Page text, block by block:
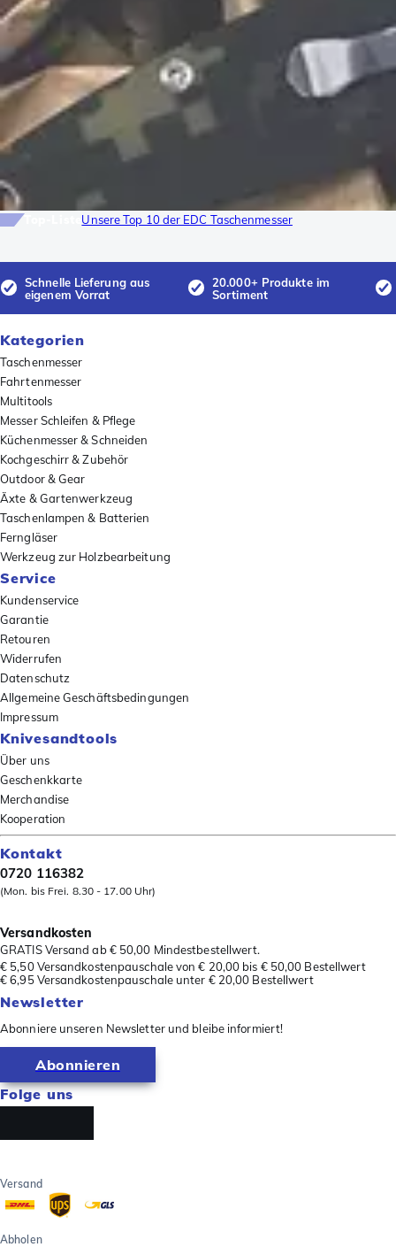
Unsere Top 10 der EDC Taschenmesser
Schnelle Lieferung aus
eigenem Vorrat
20.000+ Produkte im
Sortiment
Kategorien
Taschenmesser
Fahrtenmesser
Multitools
Messer Schleifen & Pflege
Küchenmesser & Schneiden
Kochgeschirr & Zubehör
Outdoor & Gear
Äxte & Gartenwerkzeug
Taschenlampen & Batterien
Ferngläser
Werkzeug zur Holzbearbeitung
Service
Kundenservice
Garantie
Retouren
Widerrufen
Datenschutz
Allgemeine Geschäftsbedingungen
Impressum
Knivesandtools
Über uns
Geschenkkarte
Merchandise
Kooperation
Kontakt
0720 116382
(Mon. bis Frei. 8.30 - 17.00 Uhr)
Versandkosten
GRATIS Versand ab € 50,00 Mindestbestellwert.
€ 5,50 Versandkostenpauschale von € 20,00 bis € 50,00 Bestellwert
€ 6,95 Versandkostenpauschale unter € 20,00 Bestellwert
Newsletter
Abonniere unseren Newsletter und bleibe informiert!
Abonnieren
Folge uns
Versand
Abholen